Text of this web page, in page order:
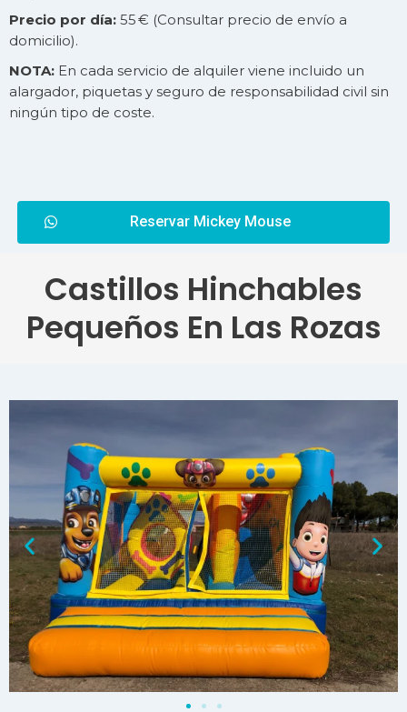
Precio por día: 55 € (Consultar precio de envío a
domicilio).
NOTA: En cada servicio de alquiler viene incluido un
alargador, piquetas y seguro de responsabilidad civil sin
ningún tipo de coste.
Reservar Mickey Mouse
Castillos Hinchables
Pequeños En Las Rozas